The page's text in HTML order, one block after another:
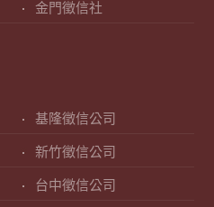
金門徵信社
基隆徵信公司
新竹徵信公司
台中徵信公司